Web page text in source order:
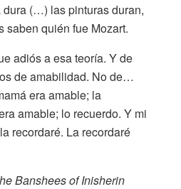
(…) las pinturas duran,
quién fue Mozart.
adiós a esa teoría. Y de
de amabilidad. No de…
era amable; la
amable; lo recuerdo. Y mi
recordaré. La recordaré
Banshees of Inisherin